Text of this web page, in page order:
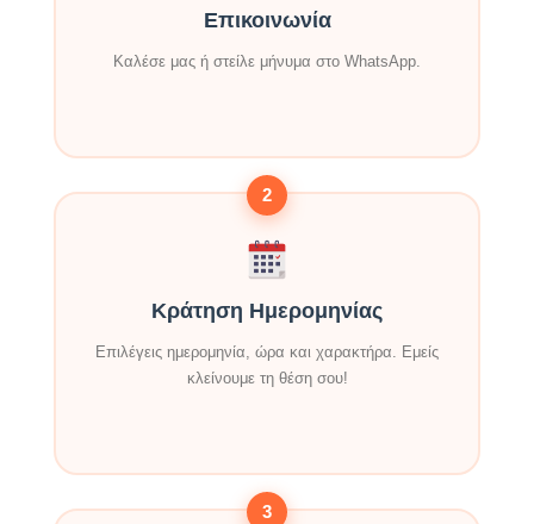
Επικοινωνία
Καλέσε μας ή στείλε μήνυμα στο WhatsApp.
2
Κράτηση Ημερομηνίας
Επιλέγεις ημερομηνία, ώρα και χαρακτήρα. Εμείς
κλείνουμε τη θέση σου!
3